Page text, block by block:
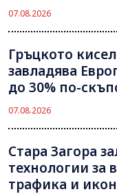
07.08.2026
Гръцкото
завладява
до 30% по-
07.08.2026
Стара Загора
технологии за
трафика и